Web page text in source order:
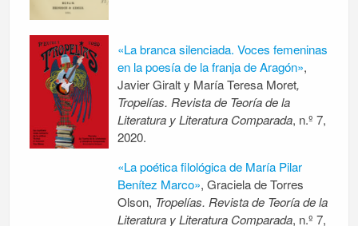
«La branca silenciada. Voces femeninas
en la poesía de la franja de Aragón»,
Javier Giralt y María Teresa Moret,
Tropelías. Revista de Teoría de la
Literatura y Literatura Comparada, n.º 7,
2020.
«La poética filológica de María Pilar
Benítez Marco», Graciela de Torres
Olson, Tropelías. Revista de Teoría de la
Literatura y Literatura Comparada, n.º 7,